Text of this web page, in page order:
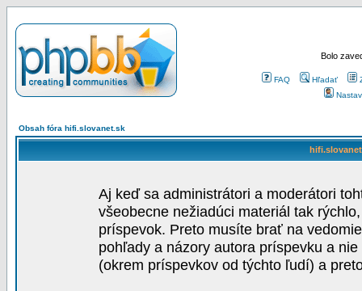
Bolo
FAQ Hľadať
Obsah fóra hifi.slovanet.sk
Aj keď sa administrátori a moderátori
všeobecne nežiadúci materiál tak
príspevok. Preto musíte brať na
pohľady a názory autora príspevku a
(okrem príspevkov od týchto ľudí) a